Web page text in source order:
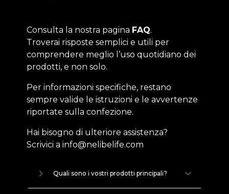
Consulta la nostra pagina FAQ.
Troverai risposte semplici e utili per
comprendere meglio l’uso quotidiano dei
prodotti, e non solo.
Per informazioni specifiche, restano
sempre valide le istruzioni e le avvertenze
riportate sulla confezione.
Hai bisogno di ulteriore assistenza?
Scrivici a info@nelibelife.com
navigate_next Quali sono i vostri prodotti principali?